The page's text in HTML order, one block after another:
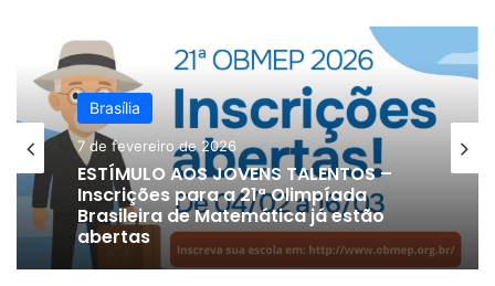
Brasília
7 de fevereiro de 2026
Brasília
15 de janeiro de 2026
Receita Federal volta a negar
taxação do PIX e faz alerta para
possíveis golpes após fake news